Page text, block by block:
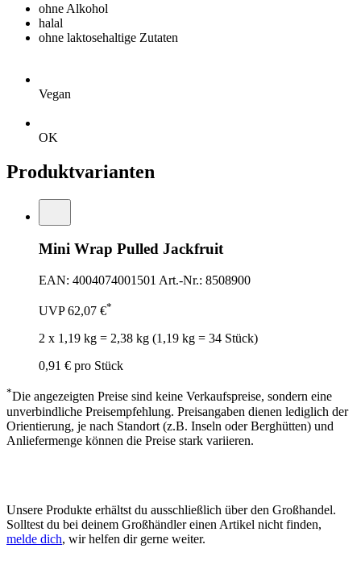
ohne Alkohol
halal
ohne laktosehaltige Zutaten
Vegan
OK
Produktvarianten
Mini Wrap Pulled Jackfruit
EAN: 4004074001501 Art.-Nr.: 8508900
UVP62,07 €*
2 x 1,19 kg = 2,38 kg (1,19 kg = 34 Stück)
0,91 € pro Stück
*Die angezeigten Preise sind keine Verkaufspreise, sondern eine
unverbindliche Preisempfehlung. Preisangaben dienen lediglich der
Orientierung, je nach Standort (z.B. Inseln oder Berghütten) und
Anliefermenge können die Preise stark variieren.
Unsere Produkte erhältst du ausschließlich über den Großhandel.
Solltest du bei deinem Großhändler einen Artikel nicht finden,
melde dich, wir helfen dir gerne weiter.